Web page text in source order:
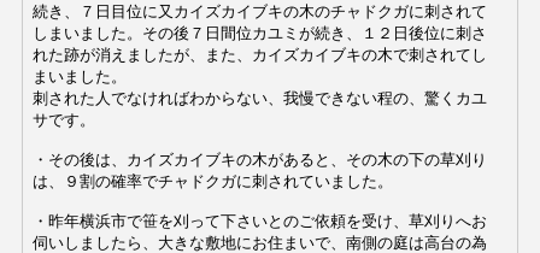
続き、７日目位に又カイズカイブキの木のチャドクガに刺されて
しまいました。その後７日間位カユミが続き、１２日後位に刺さ
れた跡が消えましたが、また、カイズカイブキの木で刺されてし
まいました。
刺された人でなければわからない、我慢できない程の、驚くカユ
サです。
・その後は、カイズカイブキの木があると、その木の下の草刈り
は、９割の確率でチャドクガに刺されていました。
・昨年横浜市で笹を刈って下さいとのご依頼を受け、草刈りへお
伺いしましたら、大きな敷地にお住まいで、南側の庭は高台の為